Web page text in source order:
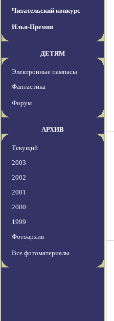
Читательский конкурс
Илья-Премия
ДЕТЯМ
Электронные пампасы
Фантастика
Форум
АРХИВ
Текущий
2003
2002
2001
2000
1999
Фотоархив
Все фотоматериалы